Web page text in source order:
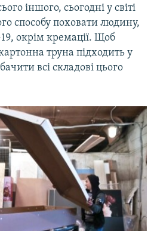
іншого, сьогодні у світі
способу поховати людину,
окрім кремації. Щоб
труна підходить у
всі складові цього